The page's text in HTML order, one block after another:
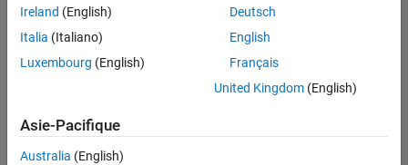
été
traduites.
Effectuez
lieu
pour
Ireland (English)
Italia (Italiano)
Luxembourg (English)
Deutsch
English
Français
United Kingdom(English)
Asie-Pacifique
Australia (English)